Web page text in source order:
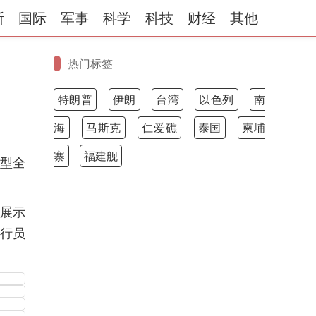
国际 军事 科学 科技 财经 其他
全
示
员
热门标签
特朗普 伊朗 台湾 以色列
南
海
马斯克 仁爱礁 泰国
柬埔
寨
福建舰